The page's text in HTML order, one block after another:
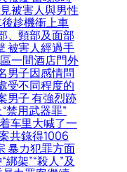
被害人與男性
趁機衝上車
、頸部及面部
被害人經過手
一間酒店門外
男子因感情問
受不同程度的
男子 有強烈跡
禁用武器罪”
车里大喊了一
共錄得1006
暴力犯罪方面
架”“殺人”及